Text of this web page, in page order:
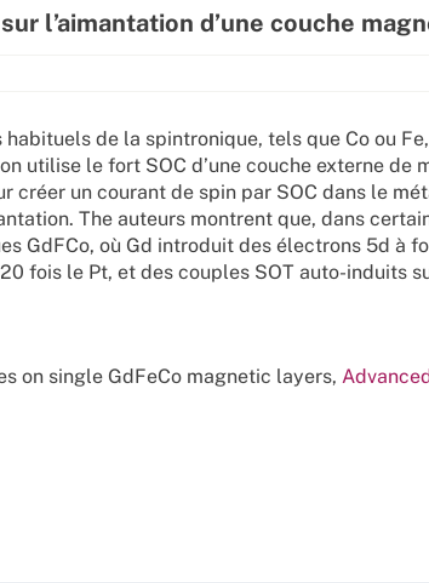
l’aimantation d’une couche
de la spintronique, tels que Co ou
utilise le fort SOC d’une couche externe
créer un courant de spin par SOC dans le
The auteurs montrent que, dans
GdFCo, où Gd introduit des électrons 5d à
fois le Pt, et des couples SOT auto-induits
on single GdFeCo magnetic layers,